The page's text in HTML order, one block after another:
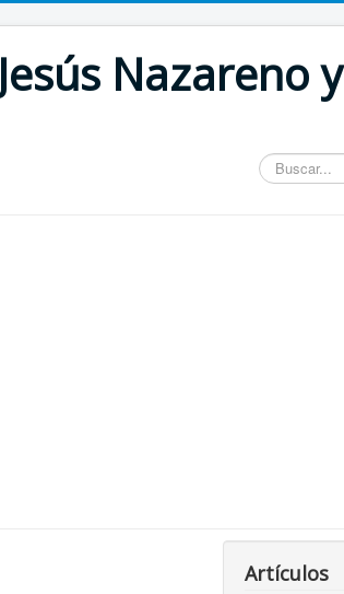
Nazareno y
Buscar...
Artículos